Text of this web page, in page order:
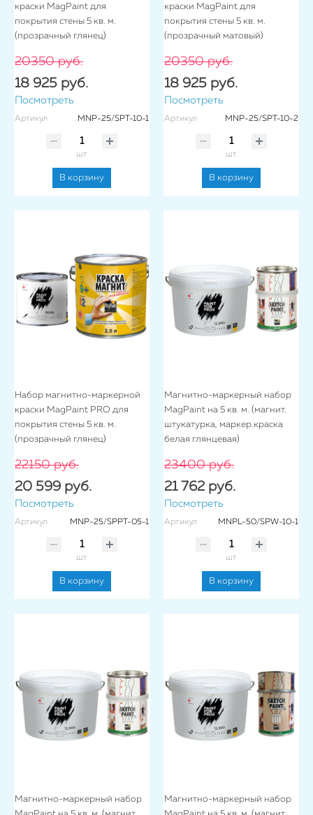
краски MagPaint для
покрытия стены 5 кв. м.
(прозрачный глянец)
20350 руб.
18 925 руб.
Посмотреть
Артикул MNP-25/SPT-10-1
шт
В корзину
краски MagPaint для
покрытия стены 5 кв. м.
(прозрачный матовый)
20350 руб.
18 925 руб.
Посмотреть
Артикул MNP-25/SPT-10-2
шт
В корзину
Набор магнитно-маркерной
краски MagPaint PRO для
покрытия стены 5 кв. м.
(прозрачный глянец)
22150 руб.
20 599 руб.
Посмотреть
Артикул MNP-25/SPPT-05-1
шт
В корзину
Магнитно-маркерный набор
MagPaint на 5 кв. м. (магнит.
штукатурка, маркер.краска
белая глянцевая)
23400 руб.
21 762 руб.
Посмотреть
Артикул MNPL-50/SPW-10-1
шт
В корзину
Магнитно-маркерный набор
Магнитно-маркерный набор